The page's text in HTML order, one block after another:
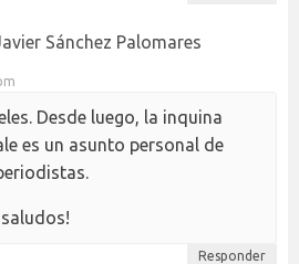
Sánchez Palomares
Desde luego, la inquina
es un asunto personal de
Responder